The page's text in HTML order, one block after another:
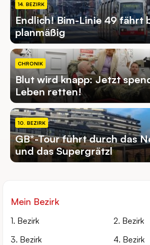
14. BEZIRK
Endlich! Bim-Linie 49 fährt
planmäßig
CHRONIK
Blut wird knapp: Jetzt
Leben retten!
10. BEZIRK
GB*-Tour führt durch das
und das Supergrätzl
Mein Bezirk
1. Bezirk
2. Bezirk
3. Bezirk
4. Bezirk